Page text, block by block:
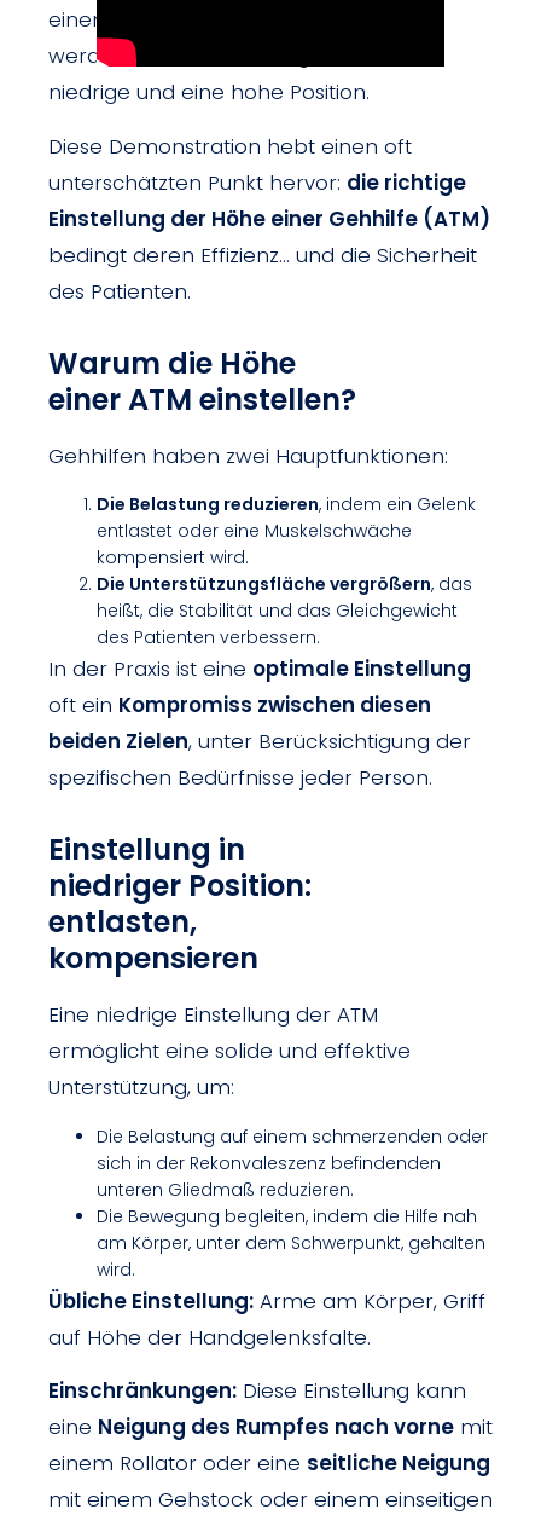
einem Gehstock. Für jedes Hilfsmittel
werden zwei Griffhöhen getestet: eine
niedrige und eine hohe Position.
Diese Demonstration hebt einen oft
unterschätzten Punkt hervor: die richtige
Einstellung der Höhe einer Gehhilfe (ATM)
bedingt deren Effizienz… und die Sicherheit
des Patienten.
Warum die Höhe
einer ATM einstellen?
Gehhilfen haben zwei Hauptfunktionen:
Die Belastung reduzieren, indem ein Gelenk
entlastet oder eine Muskelschwäche
kompensiert wird.
Die Unterstützungsfläche vergrößern, das
heißt, die Stabilität und das Gleichgewicht
des Patienten verbessern.
In der Praxis ist eine optimale Einstellung
oft ein Kompromiss zwischen diesen
beiden Zielen, unter Berücksichtigung der
spezifischen Bedürfnisse jeder Person.
Einstellung in
niedriger Position:
entlasten,
kompensieren
Eine niedrige Einstellung der ATM
ermöglicht eine solide und effektive
Unterstützung, um:
Die Belastung auf einem schmerzenden oder
sich in der Rekonvaleszenz befindenden
unteren Gliedmaß reduzieren.
Die Bewegung begleiten, indem die Hilfe nah
am Körper, unter dem Schwerpunkt, gehalten
wird.
Übliche Einstellung: Arme am Körper, Griff
auf Höhe der Handgelenksfalte.
Einschränkungen: Diese Einstellung kann
eine Neigung des Rumpfes nach vorne mit
einem Rollator oder eine seitliche Neigung
mit einem Gehstock oder einem einseitigen